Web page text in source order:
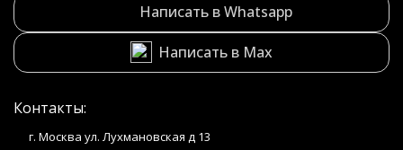
Написать в Whatsapp
Написать в Max
Контакты:
г. Москва ул. Лухмановская д 13